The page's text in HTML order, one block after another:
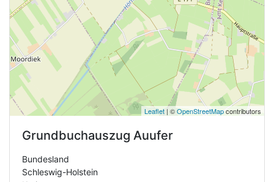
Leaflet | ©OpenStreetMapcontributors
Grundbuchauszug Auufer
Bundesland
Schleswig-Holstein